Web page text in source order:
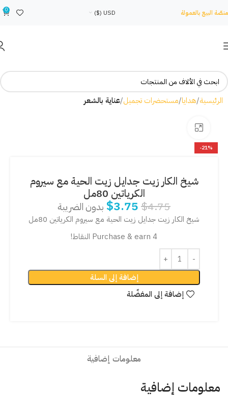
منصّة البيع بالعمولة USD ($)
0
الرئيسية هدايا مستحضرات تجميل عناية بالشعر
-21%
شيخ الكار زيت جدايل زيت الحية مع سيروم
الكرياتين 80مل
$4.75
$3.75 بدون الضريبة
شيخ الكار زيت جدايل زيت الحية مع سيروم الكرياتين 80مل
Purchase & earn 4 النقاط!
إضافة إلى السلة
إضافة إلى المفضّلة
معلومات إضافية
معلومات إضافية